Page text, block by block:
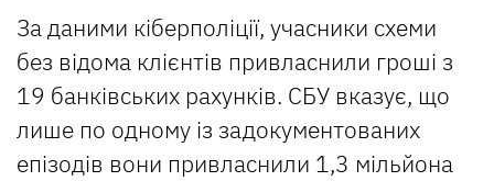
За даними кіберполіції, учасники схеми
без відома клієнтів привласнили гроші з
19 банківських рахунків. СБУ вказує, що
лише по одному із задокументованих
епізодів вони привласнили 1,3 мільйона